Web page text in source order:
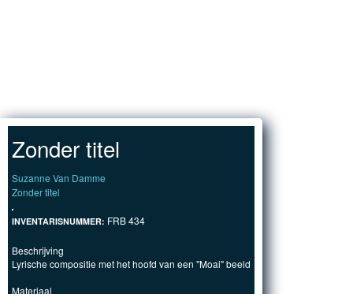
Zonder titel
Suzanne Van Damme
Zonder titel
INVENTARISNUMMER: FRB 434
Beschrijving
Lyrische compositie met het hoofd van een "Moai" beeld
Materiaal